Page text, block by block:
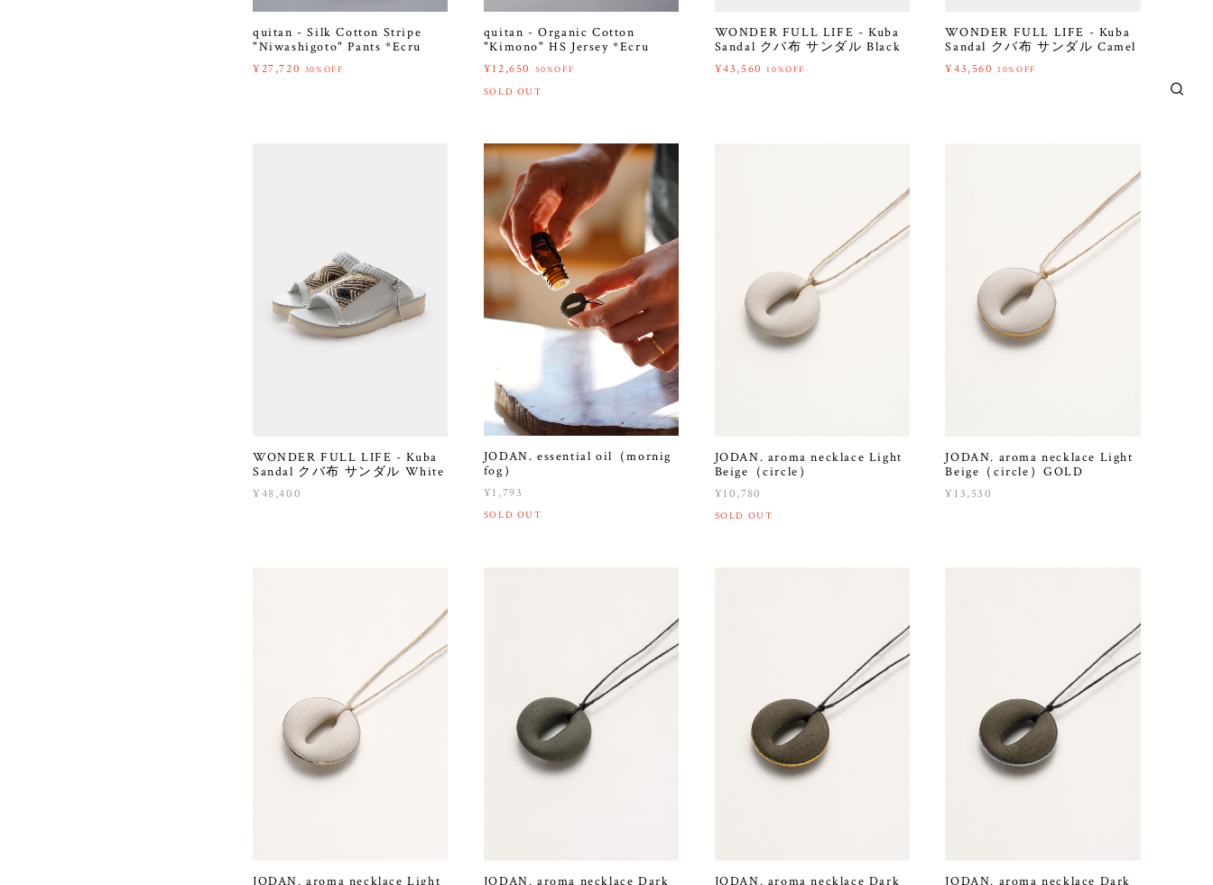
quitan - Silk Cotton Stripe
"Niwashigoto" Pants *Ecru
¥27,720 30%OFF
quitan - Organic Cotton
"Kimono" HS Jersey *Ecru
¥12,650 50%OFF
SOLD OUT
WONDER FULL LIFE - Kuba
Sandal クバ布 サンダル Black
¥43,560 10%OFF
WONDER FULL LIFE - Kuba
Sandal クバ布 サンダル Camel
¥43,560 10%OFF
WONDER FULL LIFE - Kuba
Sandal クバ布 サンダル White
¥48,400
JODAN. essential oil（mornig
fog）
¥1,793
SOLD OUT
JODAN. aroma necklace Light
Beige（circle）
¥10,780
SOLD OUT
JODAN. aroma necklace Light
Beige（circle）GOLD
¥13,530
JODAN. aroma necklace Light
JODAN. aroma necklace Dark
JODAN. aroma necklace Dark
JODAN. aroma necklace Dark